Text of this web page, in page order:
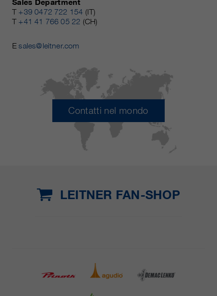
Sales Department
T +39 0472 722 154 (IT)
T +41 41 766 05 22 (CH)
Esales@leitner.com
Contatti nel mondo
LEITNER FAN-SHOP